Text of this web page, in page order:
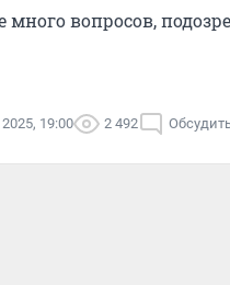
много вопросов,
19:00 2 492